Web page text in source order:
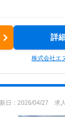
詳
株式会社エ
日：2026/04/27 求